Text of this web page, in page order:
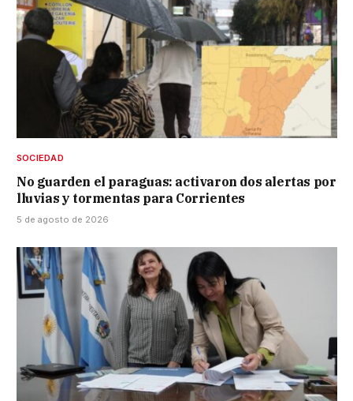
SOCIEDAD
No guarden el paraguas: activaron dos alertas por
lluvias y tormentas para Corrientes
5 de agosto de 2026